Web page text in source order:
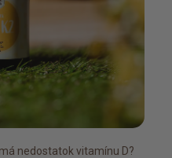
nedostatok vitamínu D?